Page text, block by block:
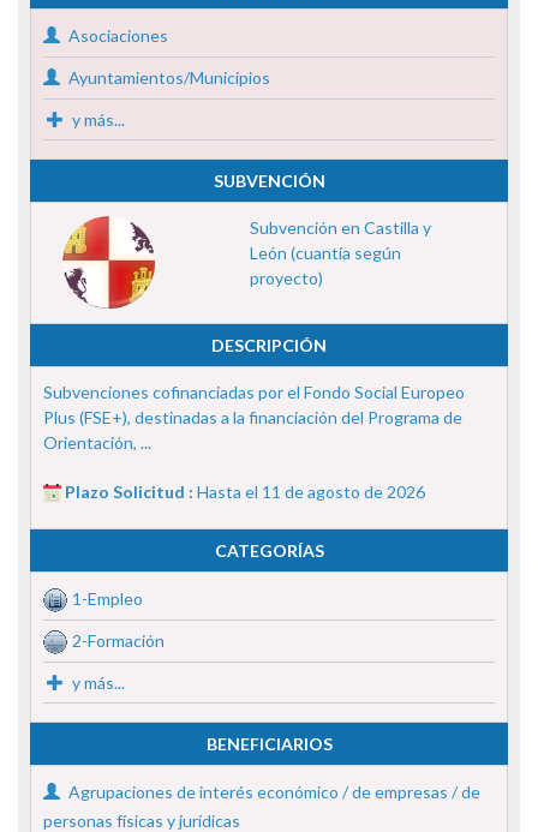
Asociaciones
Ayuntamientos/Municipios
y más...
SUBVENCIÓN
Subvención en Castilla y
León (cuantía según
proyecto)
DESCRIPCIÓN
Subvenciones cofinanciadas por el Fondo Social Europeo
Plus (FSE+), destinadas a la financiación del Programa de
Orientación, ...
Plazo Solicitud : Hasta el 11 de agosto de 2026
CATEGORÍAS
1-Empleo
2-Formación
y más...
BENEFICIARIOS
Agrupaciones de interés económico / de empresas / de
personas físicas y jurídicas